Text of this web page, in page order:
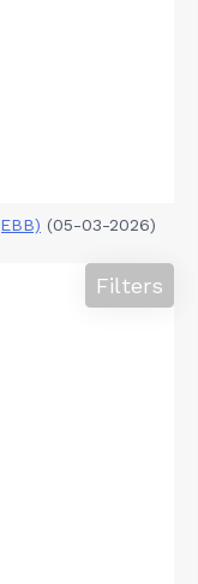
(05-03-2026)
Filters